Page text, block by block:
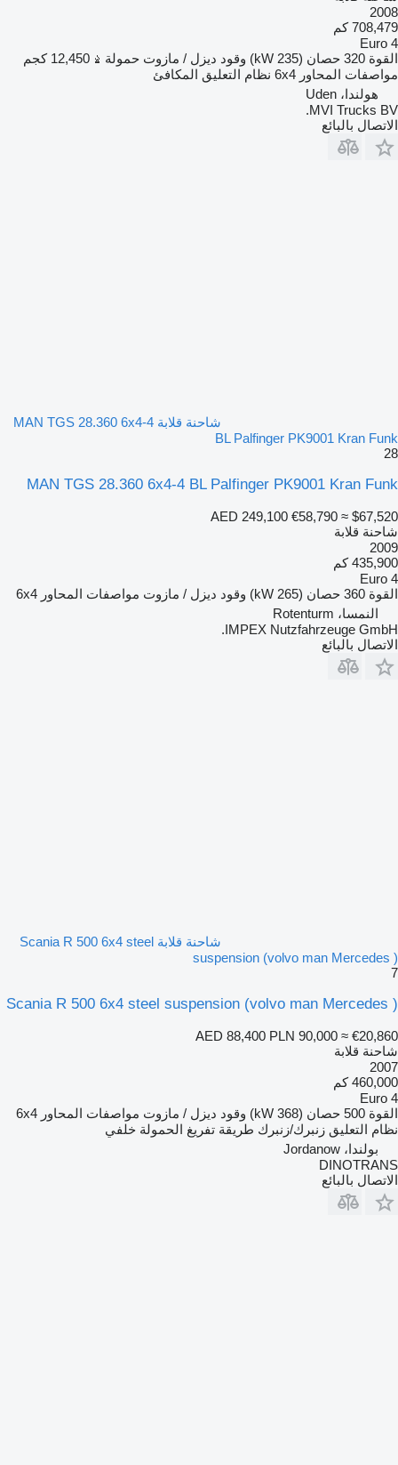
2008
708,479 كم
Euro 4
القوة 320 حصان (235 kW) وقود ديزل / مازوت حمولة
12,450 كجم
مواصفات المحاور 6x4 نظام التعليق المكافئ
هولندا، Uden
MVI Trucks BV.
الاتصال بالبائع
شاحنة قلابة MAN TGS 28.360 6x4-4
BL Palfinger PK9001 Kran Funk
28
MAN TGS 28.360 6x4-4 BL Palfinger PK9001 Kran Funk
AED 249,100 €58,790 ≈ $67,520
شاحنة قلابة
2009
435,900 كم
Euro 4
القوة 360 حصان (265 kW) وقود ديزل / مازوت مواصفات المحاور 6x4
النمسا، Rotenturm
IMPEX Nutzfahrzeuge GmbH.
الاتصال بالبائع
شاحنة قلابة Scania R 500 6x4 steel
suspension (volvo man Mercedes )
7
Scania R 500 6x4 steel suspension (volvo man Mercedes )
AED 88,400 PLN 90,000 ≈ €20,860
شاحنة قلابة
2007
460,000 كم
Euro 4
القوة 500 حصان (368 kW) وقود ديزل / مازوت مواصفات المحاور 6x4
نظام التعليق زنبرك/زنبرك طريقة تفريغ الحمولة خلفي
بولندا، Jordanow
DINOTRANS
الاتصال بالبائع